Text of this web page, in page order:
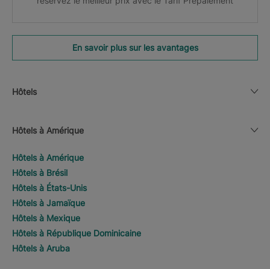
En savoir plus sur les avantages
Hôtels
Hôtels à Amérique
Hôtels à Amérique
Hôtels à Brésil
Hôtels à États-Unis
Hôtels à Jamaïque
Hôtels à Mexique
Hôtels à République Dominicaine
Hôtels à Aruba